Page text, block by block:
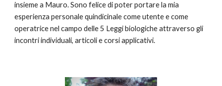
insieme a Mauro. Sono felice di poter portare la mia
esperienza personale quindicinale come utente e come
operatrice nel campo delle 5 Leggi biologiche attraverso gli
incontri individuali, articoli e corsi applicativi.